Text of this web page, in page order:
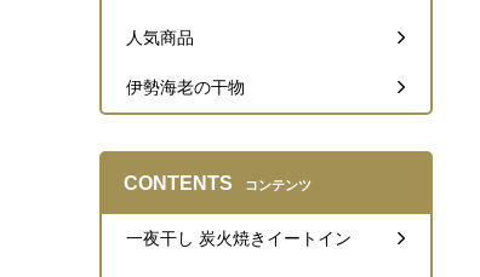
人気商品
伊勢海老の干物
CONTENTS コンテンツ
一夜干し 炭火焼きイートイン